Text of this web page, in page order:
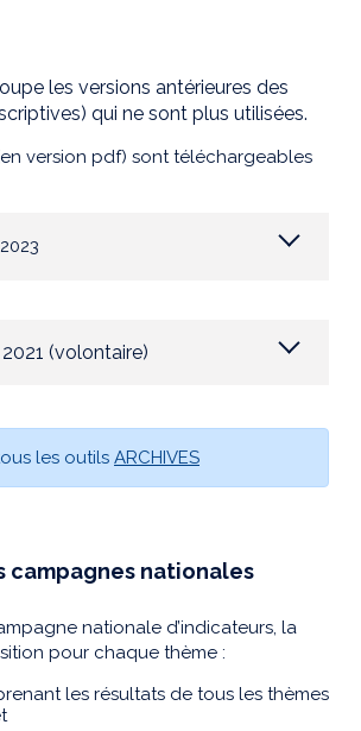
les versions antérieures des
qui ne sont plus utilisées.
version pdf) sont téléchargeables
(volontaire)
les outils ARCHIVES
campagnes nationales
nationale d’indicateurs, la
pour chaque thème :
les résultats de tous les thèmes